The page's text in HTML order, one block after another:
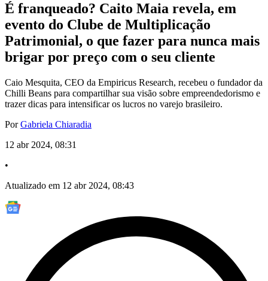
É franqueado? Caito Maia revela, em
evento do Clube de Multiplicação
Patrimonial, o que fazer para nunca mais
brigar por preço com o seu cliente
Caio Mesquita, CEO da Empiricus Research, recebeu o fundador da
Chilli Beans para compartilhar sua visão sobre empreendedorismo e
trazer dicas para intensificar os lucros no varejo brasileiro.
PorGabriela Chiaradia
12 abr 2024, 08:31
•
Atualizado em 12 abr 2024, 08:43